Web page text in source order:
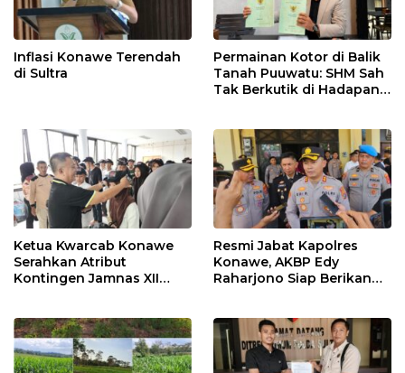
Inflasi Konawe Terendah
di Sultra
Permainan Kotor di Balik
Tanah Puuwatu: SHM Sah
Tak Berkutik di Hadapan
Ketua Kwarcab Konawe
Serahkan Atribut
Kontingen Jamnas XII
Resmi Jabat Kapolres
Konawe, AKBP Edy
Raharjono Siap Berikan